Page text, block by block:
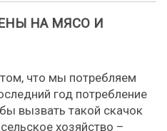
НА МЯСО И
что мы потребляем
год потребление
вызвать такой скачок
хозяйство –